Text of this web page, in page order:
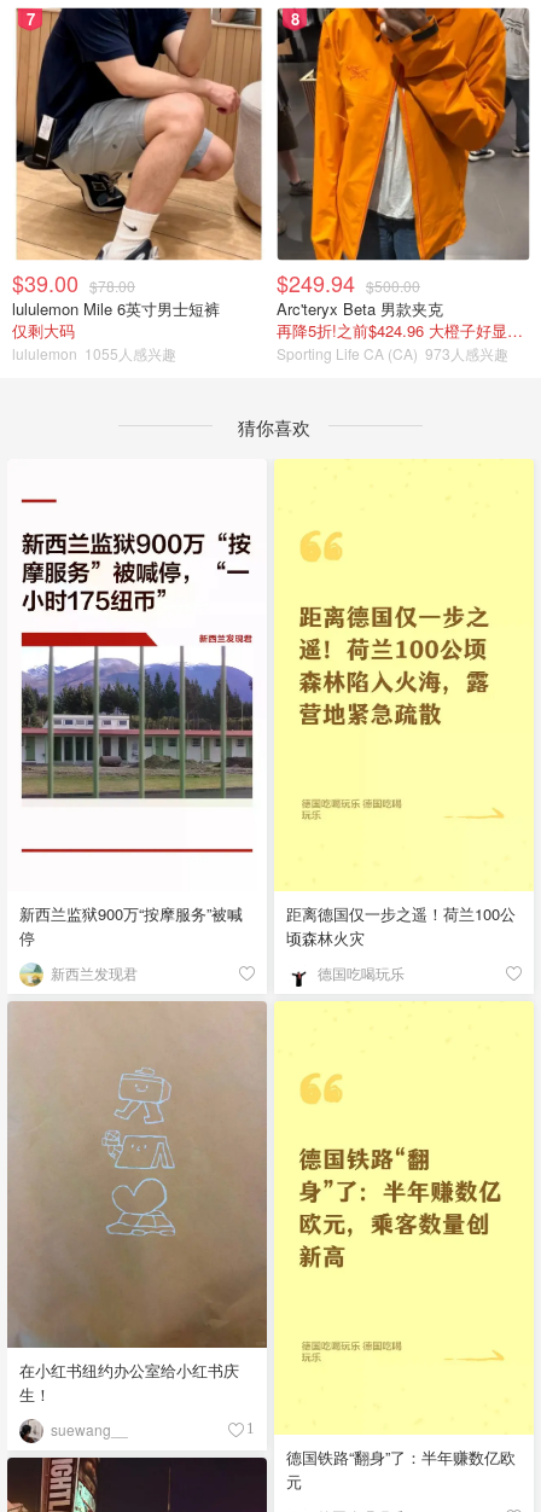
7
$39.00 $78.00
lululemon Mile 6英寸男士短裤
仅剩大码
lululemon 1055人感兴趣
8
$249.94 $500.00
Arc'teryx Beta 男款夹克
再降5折!之前$424.96 大橙子好显白 蹲补
Sporting Life CA (CA) 973人感兴趣
猜你喜欢
新西兰监狱900万“按摩服务”被喊
停
新西兰发现君
距离德国仅一步之遥！荷兰100公
顷森林火灾
德国吃喝玩乐
在小红书纽约办公室给小红书庆
生！
suewang__ 1
德国铁路“翻身”了：半年赚数亿欧
元